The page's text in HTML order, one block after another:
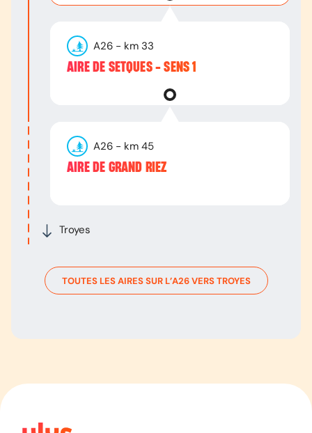
Troyes
A26 - km 33
AIRE DE SETQUES - SENS 1
A26 - km 45
AIRE DE GRAND RIEZ
TOUTES LES AIRES SUR L’A26VERSTROYES